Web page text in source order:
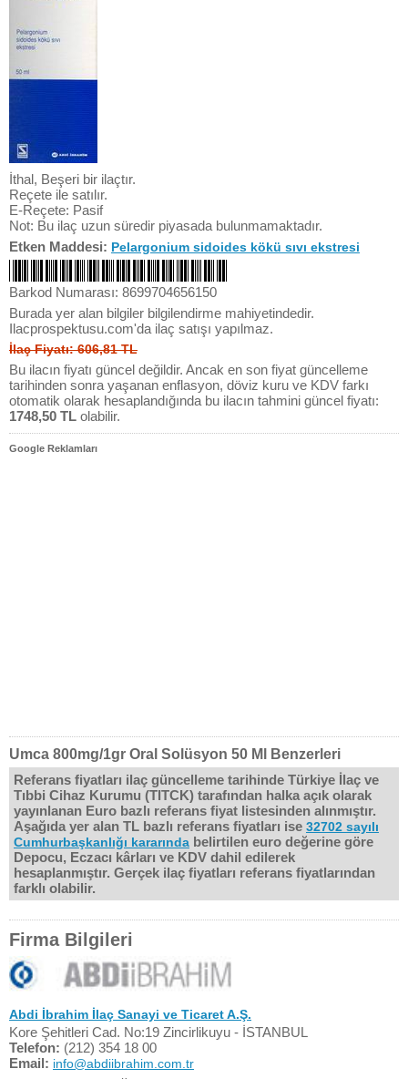
İthal, Beşeri bir ilaçtır.
Reçete ile satılır.
E-Reçete: Pasif
Not: Bu ilaç uzun süredir piyasada bulunmamaktadır.
Etken Maddesi: Pelargonium sidoides kökü sıvı ekstresi
Barkod Numarası: 8699704656150
Burada yer alan bilgiler bilgilendirme mahiyetindedir.
Ilacprospektusu.com'da ilaç satışı yapılmaz.
İlaç Fiyatı: 606,81 TL
Bu ilacın fiyatı güncel değildir. Ancak en son fiyat güncelleme
tarihinden sonra yaşanan enflasyon, döviz kuru ve KDV farkı
otomatik olarak hesaplandığında bu ilacın tahmini güncel fiyatı:
1748,50 TL olabilir.
Google Reklamları
Umca 800mg/1gr Oral Solüsyon 50 Ml Benzerleri
Referans fiyatları ilaç güncelleme tarihinde Türkiye İlaç ve
Tıbbi Cihaz Kurumu (TITCK) tarafından halka açık olarak
yayınlanan Euro bazlı referans fiyat listesinden alınmıştır.
Aşağıda yer alan TL bazlı referans fiyatları ise 32702 sayılı
Cumhurbaşkanlığı kararında belirtilen euro değerine göre
Depocu, Eczacı kârları ve KDV dahil edilerek
hesaplanmıştır. Gerçek ilaç fiyatları referans fiyatlarından
farklı olabilir.
Firma Bilgileri
Abdi İbrahim İlaç Sanayi ve Ticaret A.Ş.
Kore Şehitleri Cad. No:19 Zincirlikuyu - İSTANBUL
Telefon: (212) 354 18 00
Email: info@abdiibrahim.com.tr